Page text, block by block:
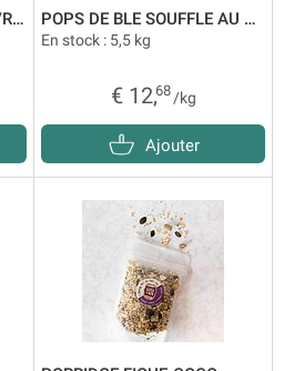
PERLE DE MAIS AU MIEL VRAC POPS DE BLE SOUFFLE AU MIEL VRAC
En stock : 5,5 kg
€ 12,68 /kg
Ajouter